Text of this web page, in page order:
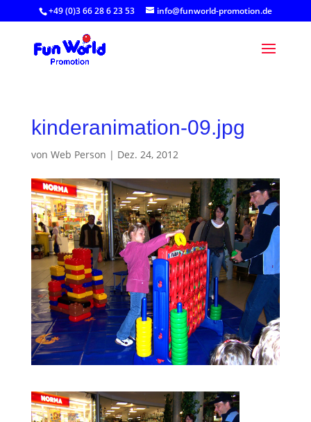
+49 (0)3 66 28 6 23 53 info@funworld-promotion.de
kinderanimation-09.jpg
von Web Person | Dez. 24, 2012